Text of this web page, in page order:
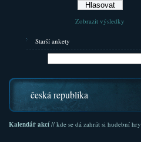
Zobrazit výsledky
Starší ankety
česká republika
Kalendář akcí// kde se dá zahrát si hudební hry